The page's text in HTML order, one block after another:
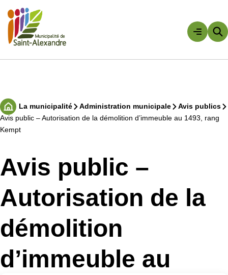
au
contenu
Accueil La municipalité Administration municipale
Avis publics
Avis public – Autorisation de la démolition d’immeuble au 1493, rang
Kempt
Avis public –
Autorisation de la
démolition
d’immeuble au